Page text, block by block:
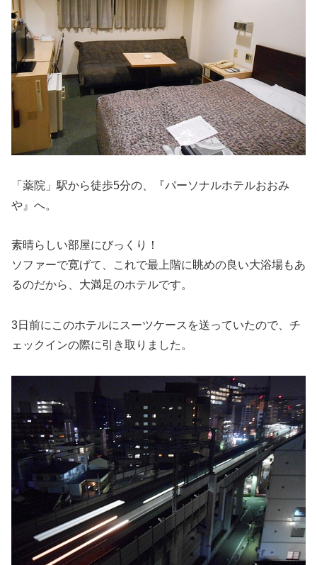
「薬院」駅から徒歩5分の、『パーソナルホテルおおみ
や』へ。
素晴らしい部屋にびっくり！
ソファーで寛げて、これで最上階に眺めの良い大浴場もあ
るのだから、大満足のホテルです。
3日前にこのホテルにスーツケースを送っていたので、チ
ェックインの際に引き取りました。